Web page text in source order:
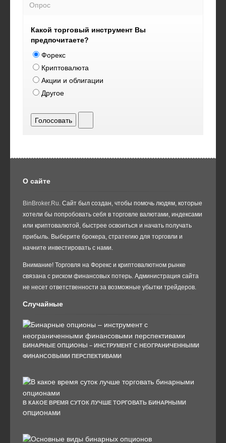
Опрос
Какой торговый инструмент Вы
предпочитаете?
Форекс
Криптовалюта
Акции и облигации
Другое
Голосовать
О сайте
BinBroker.Ru . Сайт был создан, чтобы помочь людям, которые
хотели бы попробовать себя в торговле валютами, индексами
или криптовалютой, быстрее освоиться и начать получать
прибыль. Выберите брокера, стратегию для торговли и
начните инвестировать с нами.
Внимание! Торговля на Форекс и криптовалютном рынке
связана с риском финансовых потерь. Администрация сайта
не несет ответственности за возможные убытки трейдеров.
Случайные
БИНАРНЫЕ ОПЦИОНЫ – ИНСТРУМЕНТ С НЕОГРАНИЧЕННЫМИ
ФИНАНСОВЫМИ ПЕРСПЕКТИВАМИ
В КАКОЕ ВРЕМЯ СУТОК ЛУЧШЕ ТОРГОВАТЬ БИНАРНЫМИ
ОПЦИОНАМИ